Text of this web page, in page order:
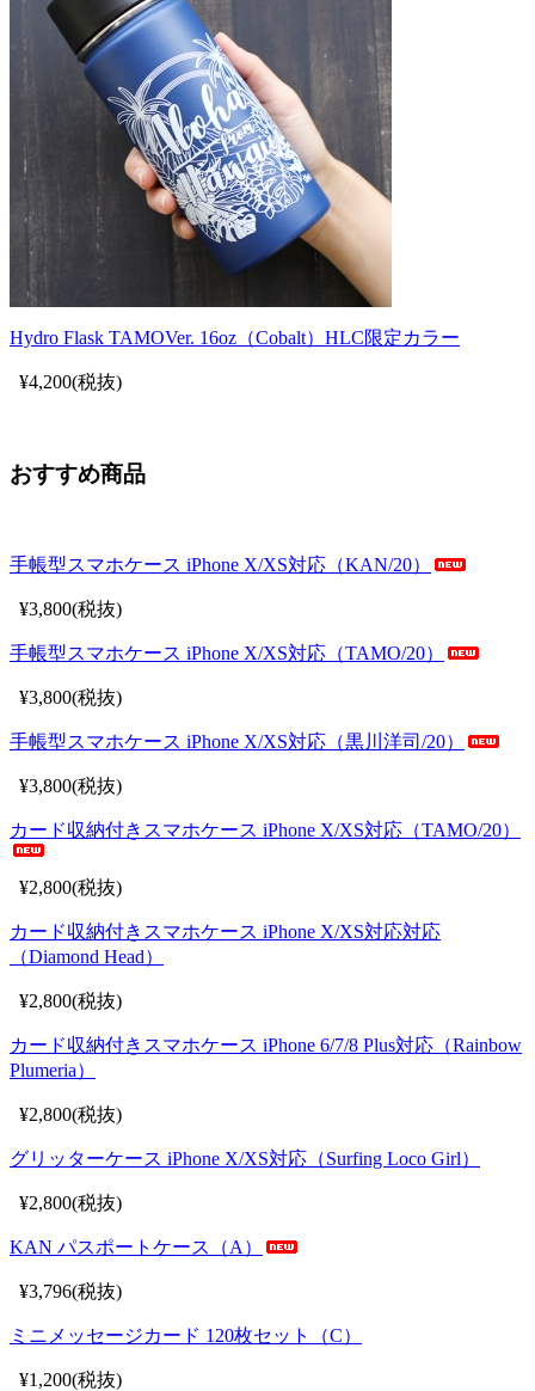
Hydro Flask TAMOVer. 16oz（Cobalt）HLC限定カラー
¥4,200(税抜)
おすすめ商品
手帳型スマホケース iPhone X/XS対応（KAN/20）
¥3,800(税抜)
手帳型スマホケース iPhone X/XS対応（TAMO/20）
¥3,800(税抜)
手帳型スマホケース iPhone X/XS対応（黒川洋司/20）
¥3,800(税抜)
カード収納付きスマホケース iPhone X/XS対応（TAMO/20）
¥2,800(税抜)
カード収納付きスマホケース iPhone X/XS対応対応
（Diamond Head）
¥2,800(税抜)
カード収納付きスマホケース iPhone 6/7/8 Plus対応（Rainbow
Plumeria）
¥2,800(税抜)
グリッターケース iPhone X/XS対応（Surfing Loco Girl）
¥2,800(税抜)
KAN パスポートケース（A）
¥3,796(税抜)
ミニメッセージカード 120枚セット（C）
¥1,200(税抜)